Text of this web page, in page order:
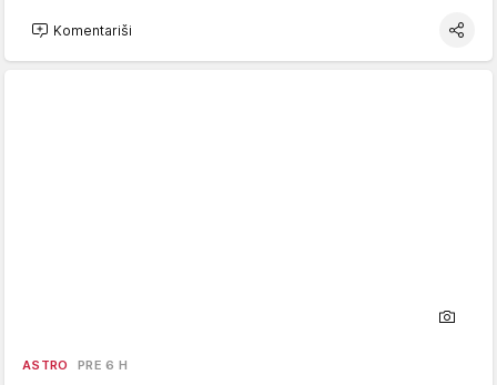
Komentariši
ASTRO PRE 6 H